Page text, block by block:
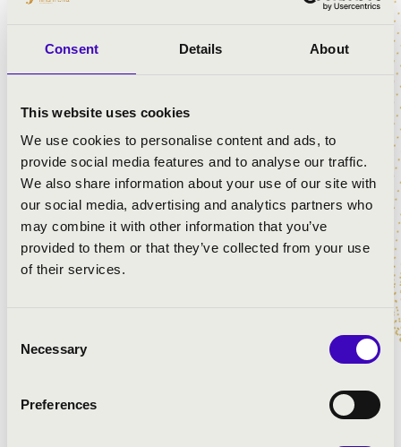
Consent Details About
This website uses cookies
We use cookies to personalise content and ads, to
provide social media features and to analyse our traffic.
We also share information about your use of our site with
our social media, advertising and analytics partners who
may combine it with other information that you’ve
provided to them or that they’ve collected from your use
of their services.
Selection
Necessary
Preferences
MŰSOR: